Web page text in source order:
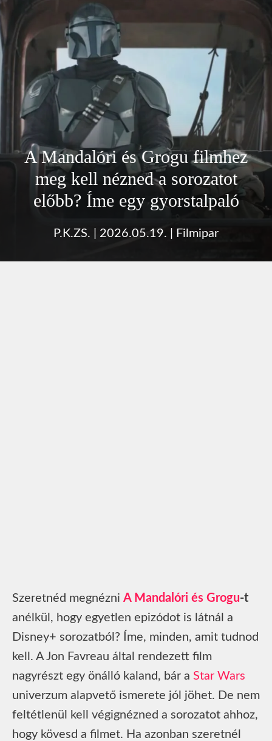
A Mandalóri és Grogu filmhez
meg kell nézned a sorozatot
előbb? Íme egy gyorstalpaló
P.K.ZS. 2026.05.19. Filmipar
Szeretnéd megnézni A Mandalóri és Grogu-t
anélkül, hogy egyetlen epizódot is látnál a
Disney+ sorozatból? Íme, minden, amit tudnod
kell. A Jon Favreau által rendezett film
nagyrészt egy önálló kaland, bár a Star Wars
univerzum alapvető ismerete jól jöhet. De nem
feltétlenül kell végignézned a sorozatot ahhoz,
hogy kövesd a filmet. Ha azonban szeretnél